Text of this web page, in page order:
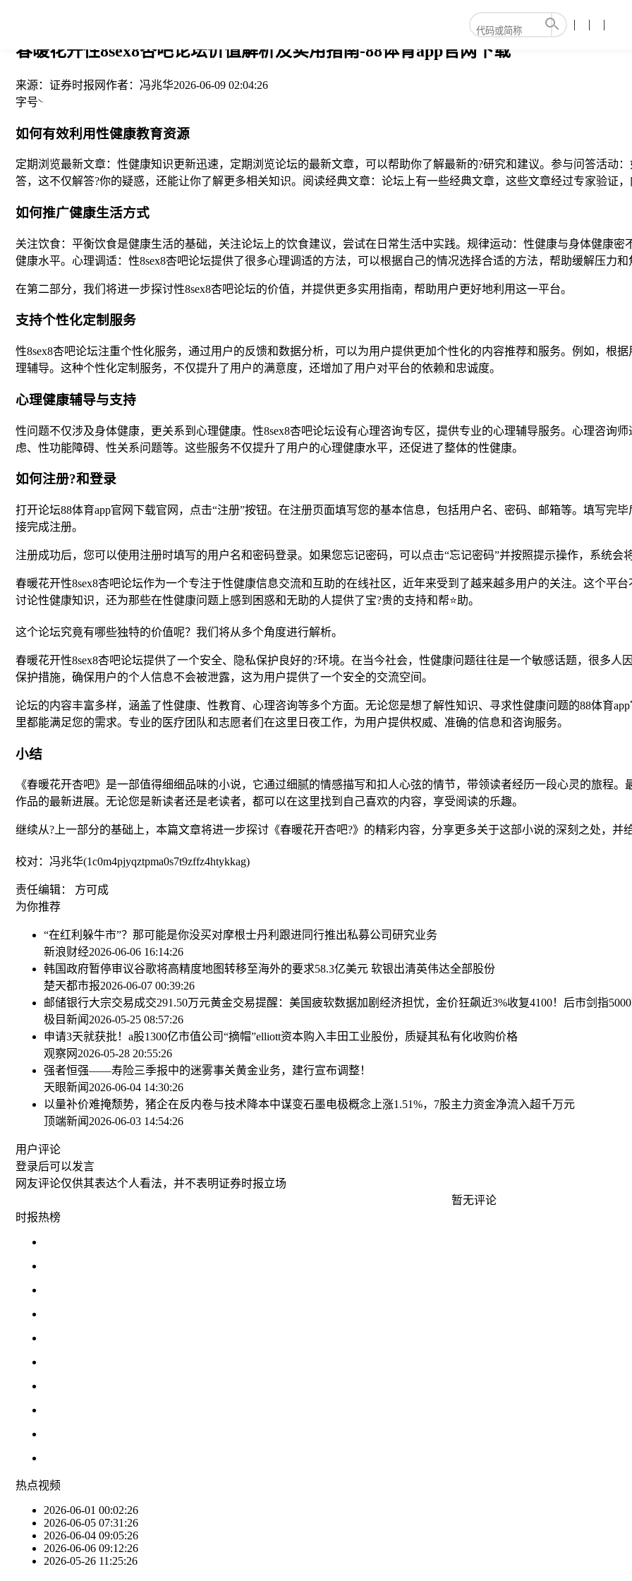
春暖花开性8sex8杏吧论坛价值解析及实用指南-88体育app官网下载
来源： 证券时报网作者： 冯兆华2026-06-09 02:04:26
字号
如何有效利用性健康教育资源
定期浏览最新文章：性健康知识更新迅速，定期浏览论坛的最新文章，可以帮助你了解最新的?研究和建议。参与问答活动
答，这不仅解答?你的疑惑，还能让你了解更多相关知识。阅读经典文章：论坛上有一些经典文章，这些文章经过专家验证
如何推广健康生活方式
关注饮食：平衡饮食是健康生活的基础，关注论坛上的饮食建议，尝试在日常生活中实践。规律运动：性健康与身体健康
健康水平。心理调适：性8sex8杏吧论坛提供了很多心理调适的方法，可以根据自己的情况选择合适的方法，帮助缓解压力和
在第二部分，我们将进一步探讨性8sex8杏吧论坛的价值，并提供更多实用指南，帮助用户更好地利用这一平台。
支持个性化定制服务
性8sex8杏吧论坛注重个性化服务，通过用户的反馈和数据分析，可以为用户提供更加个性化的内容推荐和服务。例如，根
理辅导。这种个性化定制服务，不仅提升了用户的满意度，还增加了用户对平台的依赖和忠诚度。
心理健康辅导与支持
性问题不仅涉及身体健康，更关系到心理健康。性8sex8杏吧论坛设有心理咨询专区，提供专业的心理辅导服务。心理咨询
虑、性功能障碍、性关系问题等。这些服务不仅提升了用户的心理健康水平，还促进了整体的性健康。
如何注册?和登录
打开论坛88体育app官网下载官网，点击“注册”按钮。在注册页面填写您的基本信息，包括用户名、密码、邮箱等。填写完
接完成注册。
注册成功后，您可以使用注册时填写的用户名和密码登录。如果您忘记密码，可以点击“忘记密码”并按照提示操作，系统会
春暖花开性8sex8杏吧论坛作为一个专注于性健康信息交流和互助的在线社区，近年来受到了越来越多用户的关注。这个平
讨论性健康知识，还为那些在性健康问题上感到困惑和无助的人提供了宝?贵的支持和帮⭐助。
这个论坛究竟有哪些独特的价值呢？我们将从多个角度进行解析。
春暖花开性8sex8杏吧论坛提供了一个安全、隐私保护良好的?环境。在当今社会，性健康问题往往是一个敏感话题，很多
保护措施，确保用户的个人信息不会被泄露，这为用户提供了一个安全的交流空间。
论坛的内容丰富多样，涵盖了性健康、性教育、心理咨询等多个方面。无论您是想了解性知识、寻求性健康问题的88体育
里都能满足您的需求。专业的医疗团队和志愿者们在这里日夜工作，为用户提供权威、准确的信息和咨询服务。
小结
《春暖花开杏吧》是一部值得细细品味的小说，它通过细腻的情感描写和扣人心弦的情节，带领读者经历一段心灵的旅程
作品的最新进展。无论您是新读者还是老读者，都可以在这里找到自己喜欢的内容，享受阅读的乐趣。
继续从?上一部分的基础上，本篇文章将进一步探讨《春暖花开杏吧?》的精彩内容，分享更多关于这部小说的深刻之处，并
校对：冯兆华(1c0m4pjyqztpma0s7t9zffz4htykkag)
责任编辑： 方可成
为你推荐
“在红利躲牛市”？那可能是你没买对摩根士丹利跟进同行推出私募公司研究业务
新浪财经2026-06-06 16:14:26
韩国政府暂停审议谷歌将高精度地图转移至海外的要求58.3亿美元 软银出清英伟达全部股份
楚天都市报2026-06-07 00:39:26
邮储银行大宗交易成交291.50万元黄金交易提醒：美国疲软数据加剧经济担忧，金价狂飙近3%收复4100！后市剑指
极目新闻2026-05-25 08:57:26
申请3天就获批！a股1300亿市值公司“摘帽”elliott资本购入丰田工业股份，质疑其私有化收购价格
观察网2026-05-28 20:55:26
强者恒强——寿险三季报中的迷雾事关黄金业务，建行宣布调整！
天眼新闻2026-06-04 14:30:26
以量补价难掩颓势，猪企在反内卷与技术降本中谋变石墨电极概念上涨1.51%，7股主力资金净流入超千万元
顶端新闻2026-06-03 14:54:26
用户评论
登录后可以发言
网友评论仅供其表达个人看法，并不表明证券时报立场
暂无评论
时报热榜
热点视频
2026-06-01 00:02:26
2026-06-05 07:31:26
2026-06-04 09:05:26
2026-06-06 09:12:26
2026-05-26 11:25:26